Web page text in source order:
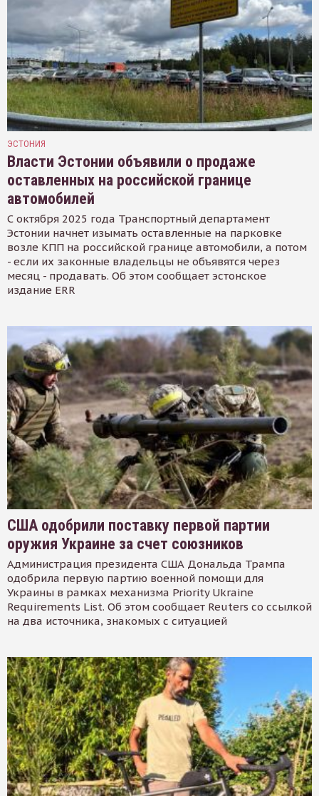
ЭСТОНИЯ
Власти Эстонии объявили о продаже
оставленных на российской границе
автомобилей
С октября 2025 года Транспортный департамент
Эстонии начнет изымать оставленные на парковке
возле КПП на российской границе автомобили, а потом
- если их законные владельцы не объявятся через
месяц - продавать. Об этом сообщает эстонское
издание ERR
США одобрили поставку первой партии
оружия Украине за счет союзников
Администрация президента США Дональда Трампа
одобрила первую партию военной помощи для
Украины в рамках механизма Priority Ukraine
Requirements List. Об этом сообщает Reuters со ссылкой
на два источника, знакомых с ситуацией